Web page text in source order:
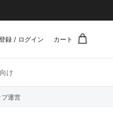
録 / ログイン カート
け
運営